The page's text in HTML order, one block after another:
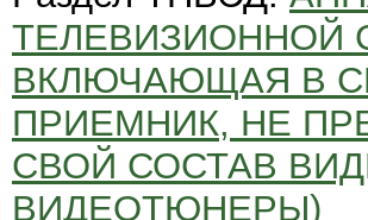
ТЕЛЕВИЗИОННОЙ
ВКЛЮЧАЮЩАЯ В
ПРИЕМНИК, НЕ
СВОЙ СОСТАВ
ВИДЕОТЮНЕРЫ)